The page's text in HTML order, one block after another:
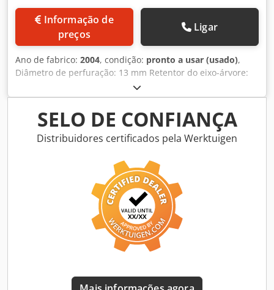
preços
Ligar
Ano de fabrico: 2004, condição: pronto a usar (usado),
Diâmetro de perfuração: 13 mm Retentor do eixo-árvore:
B-16 Interruptor de velocidade para esquerda e direita: 0-
840 RPM Dsdpfjd D Th Hsx Aileck Consumo de energia: 450
W para corrente alternada: 230 V
SELO DE CONFIANÇA
Distribuidores certificados pela Werktuigen